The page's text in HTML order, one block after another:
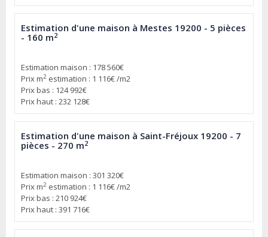
Estimation d'une maison à Mestes 19200 - 5 pièces
- 160 m2
Estimation maison : 178 560€
Prix m2 estimation : 1 116€ /m2
Prix bas : 124 992€
Prix haut : 232 128€
Estimation d'une maison à Saint-Fréjoux 19200 - 7
pièces - 270 m2
Estimation maison : 301 320€
Prix m2 estimation : 1 116€ /m2
Prix bas : 210 924€
Prix haut : 391 716€